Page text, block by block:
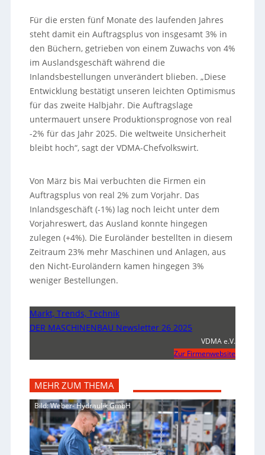
Für die ersten fünf Monate des laufenden Jahres
steht damit ein Auftragsplus von insgesamt 3% in
den Büchern, getrieben von einem Zuwachs von 4%
im Auslandsgeschäft während die
Inlandsbestellungen unverändert blieben. „Diese
Entwicklung bestätigt unseren leichten Optimismus
für das zweite Halbjahr. Die Auftragslage
untermauert unsere Produktionsprognose von real
-2% für das Jahr 2025. Die weltweite Unsicherheit
bleibt hoch“, sagt der VDMA-Chefvolkswirt.
Von März bis Mai verbuchten die Firmen ein
Auftragsplus von real 2% zum Vorjahr. Das
Inlandsgeschäft (-1%) lag noch leicht unter dem
Vorjahreswert, das Ausland konnte hingegen
zulegen (+4%). Die Euroländer bestellten in diesem
Zeitraum 23% mehr Maschinen und Anlagen, aus
den Nicht-Euroländern kamen hingegen 3%
weniger Bestellungen.
Markt, Trends, Technik
DER MASCHINENBAU Newsletter 26 2025
VDMA e.V.
Zur Firmenwebsite
MEHR ZUM THEMA
Bild: Weber- Hydraulik GmbH